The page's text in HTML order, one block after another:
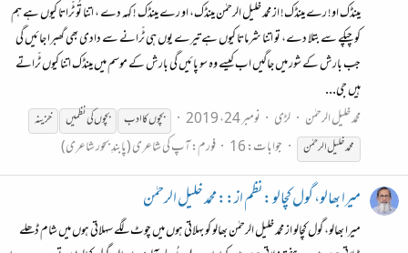
مینڈک او! رے مینڈک! از محمد خلیل الرحمٰن مینڈک، او رے مینڈک ! کہہ دے ، اتنا تُو ٹّراتا کیوں ہے ہم
کو چپکے سے بتلا دے، تو اتنا شرماتا کیوں ہے تیرے یوں ہی ٹّرانے سے دادی بھی گھبرا جائیں گی
جب بارش کے شور میں جاگیں اب کیسے وہ سو پائیں گی بارش کے موسم میں مینڈک اتنا کیوں ٹّراتے
ہیں جی...
محمد خلیل الرحمٰن
لڑی نومبر 24، 2019 بچوںکا ادب بچوںکینظمیں
خزینہ
محمد خلیل الرحمٰن
جوابات: 16 فورم:آپ کی شاعری (پابندِ بحور شاعری)
میرا بھالو، گول کچالو :نظم از:: محمد خلیل الرحمٰن
میرا بھالو، گول کچالو از محمد خلیل الرحمٰن بھالو کو بہلاتی ہوں میں چوٹ لگے سہلاتی ہوں میں شام ڈھلے